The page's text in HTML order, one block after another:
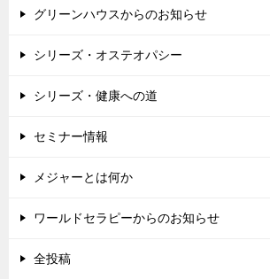
グリーンハウスからのお知らせ
シリーズ・オステオパシー
シリーズ・健康への道
セミナー情報
メジャーとは何か
ワールドセラピーからのお知らせ
全投稿